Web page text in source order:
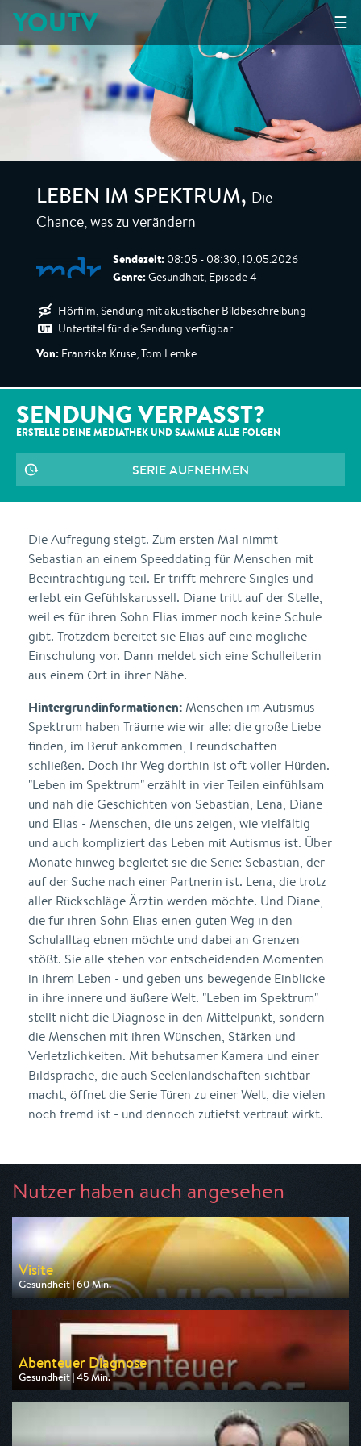
☰
YOUTV
LEBEN IM SPEKTRUM, Die
Chance, was zu verändern
Sendezeit: 08:05 - 08:30, 10.05.2026
Genre: Gesundheit, Episode 4
Hörfilm, Sendung mit akustischer Bildbeschreibung
Untertitel für die Sendung verfügbar
Von: Franziska Kruse, Tom Lemke
SENDUNG VERPASST?
ERSTELLE DEINE MEDIATHEK UND SAMMLE ALLE FOLGEN
SERIE AUFNEHMEN
Die Aufregung steigt. Zum ersten Mal nimmt
Sebastian an einem Speeddating für Menschen mit
Beeinträchtigung teil. Er trifft mehrere Singles und
erlebt ein Gefühlskarussell. Diane tritt auf der Stelle,
weil es für ihren Sohn Elias immer noch keine Schule
gibt. Trotzdem bereitet sie Elias auf eine mögliche
Einschulung vor. Dann meldet sich eine Schulleiterin
aus einem Ort in ihrer Nähe.
Hintergrundinformationen: Menschen im Autismus-
Spektrum haben Träume wie wir alle: die große Liebe
finden, im Beruf ankommen, Freundschaften
schließen. Doch ihr Weg dorthin ist oft voller Hürden.
"Leben im Spektrum" erzählt in vier Teilen einfühlsam
und nah die Geschichten von Sebastian, Lena, Diane
und Elias - Menschen, die uns zeigen, wie vielfältig
und auch kompliziert das Leben mit Autismus ist. Über
Monate hinweg begleitet sie die Serie: Sebastian, der
auf der Suche nach einer Partnerin ist. Lena, die trotz
aller Rückschläge Ärztin werden möchte. Und Diane,
die für ihren Sohn Elias einen guten Weg in den
Schulalltag ebnen möchte und dabei an Grenzen
stößt. Sie alle stehen vor entscheidenden Momenten
in ihrem Leben - und geben uns bewegende Einblicke
in ihre innere und äußere Welt. "Leben im Spektrum"
stellt nicht die Diagnose in den Mittelpunkt, sondern
die Menschen mit ihren Wünschen, Stärken und
Verletzlichkeiten. Mit behutsamer Kamera und einer
Bildsprache, die auch Seelenlandschaften sichtbar
macht, öffnet die Serie Türen zu einer Welt, die vielen
noch fremd ist - und dennoch zutiefst vertraut wirkt.
Nutzer haben auch angesehen
Visite
Gesundheit | 60 Min.
Ausgestrahlt von NDR
am 11.08.2026, 20:15
Abenteuer Diagnose
Gesundheit | 45 Min.
Ausgestrahlt von HR
am 10.08.2026, 20:15